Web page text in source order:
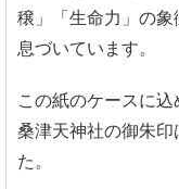
穣」「生命力」の
息づいています。
この紙のケースに込
桑津天神社の御朱
た。